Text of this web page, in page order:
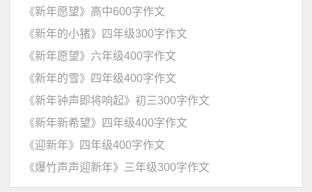
《新年愿望》高中600字作文
《新年的小猪》四年级300字作文
《新年愿望》六年级400字作文
《新年的雪》四年级400字作文
《新年钟声即将响起》初三300字作文
《新年新希望》四年级400字作文
《迎新年》四年级400字作文
《爆竹声声迎新年》三年级300字作文